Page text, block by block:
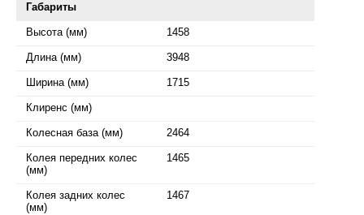
Габариты
Высота (мм) 1458
Длина (мм) 3948
Ширина (мм) 1715
Клиренс (мм)
Колесная база (мм) 2464
Колея передних колес
(мм)
1465
Колея задних колес
(мм)
1467